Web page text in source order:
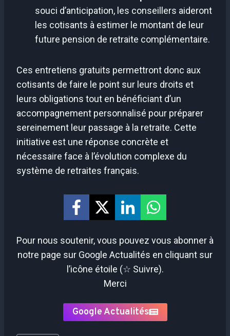
souci d’anticipation, les conseillers aideront
les cotisants à estimer le montant de leur
future pension de retraite complémentaire.
Ces entretiens gratuits permettront donc aux
cotisants de faire le point sur leurs droits et
leurs obligations tout en bénéficiant d’un
accompagnement personnalisé pour préparer
sereinement leur passage à la retraite. Cette
initiative est une réponse concrète et
nécessaire face à l’évolution complexe du
système de retraites français.
Pour nous soutenir, vous pouvez vous abonner à
notre page sur Google Actualités en cliquant sur
l’icône étoile (☆ Suivre).
Merci
Google Actualités